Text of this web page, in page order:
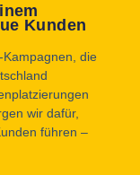
Kunden
Kampagnen, die
wir dafür,
führen –